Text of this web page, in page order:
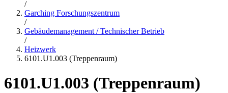
/
Garching Forschungszentrum
/
Gebäudemanagement / Technischer Betrieb
/
Heizwerk
6101.U1.003 (Treppenraum)
6101.U1.003 (Treppenraum)